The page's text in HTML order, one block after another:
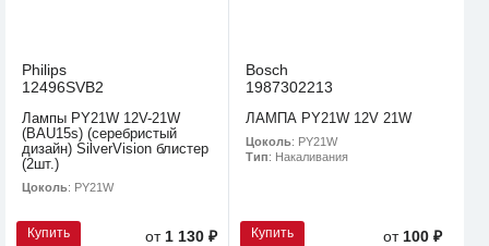
Philips
12496SVB2
Лампы PY21W 12V-21W
(BAU15s) (серебристый
дизайн) SilverVision блистер
(2шт.)
Цоколь: PY21W
Купить от 1 130 ₽
Bosch
1987302213
ЛАМПА PY21W 12V 21W
Цоколь: PY21W
Тип: Накаливания
Купить от 100 ₽